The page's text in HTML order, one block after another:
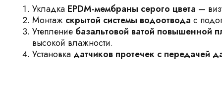
Укладка EPDM-мембраны серого цвета —
Монтаж скрытой системы водоотвода с
Утепление базальтовой ватой повышенной
высокой влажности.
Установка датчиков протечек с передачей